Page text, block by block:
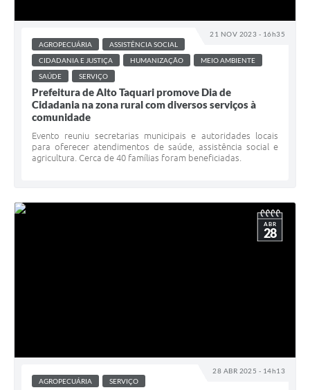
21 NOV 2023 - 16h35
AGROPECUÁRIA
ASSISTÊNCIA SOCIAL
CIDADANIA E JUSTIÇA
HUMANIZAÇÃO
MEIO AMBIENTE
SAÚDE
SERVIÇO
Prefeitura de Alto Taquari promove Dia de
Cidadania na zona rural com diversos serviços à
comunidade
Evento reuniu secretarias municipais e autoridades locais
para oferecer atendimentos de saúde, assistência social e
agricultura. Cerca de 40 famílias foram beneficiadas.
28 ABR 2025 - 14h13
ABR
28
AGROPECUÁRIA SERVIÇO